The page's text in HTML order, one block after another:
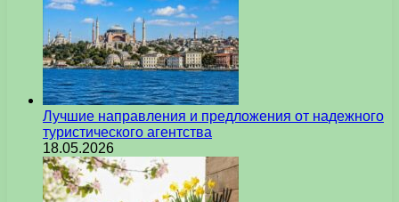
Лучшие направления и предложения от надежного
туристического агентства
18.05.2026